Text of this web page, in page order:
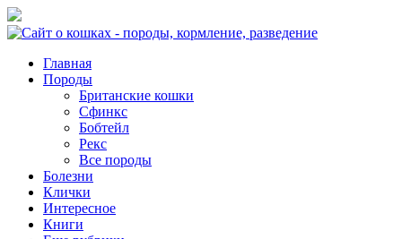
Главная
Породы
Британские кошки
Сфинкс
Бобтейл
Рекс
Все породы
Болезни
Клички
Интересное
Книги